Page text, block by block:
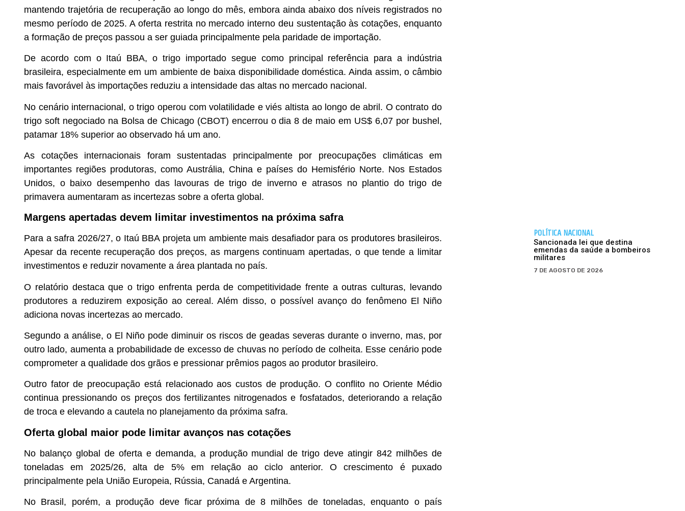
mantendo trajetória de recuperação ao longo do mês, embora ainda abaixo dos níveis registrados no
mesmo período de 2025. A oferta restrita no mercado interno deu sustentação às cotações, enquanto
a formação de preços passou a ser guiada principalmente pela paridade de importação.
De acordo com o Itaú BBA, o trigo importado segue como principal referência para a indústria
brasileira, especialmente em um ambiente de baixa disponibilidade doméstica. Ainda assim, o câmbio
mais favorável às importações reduziu a intensidade das altas no mercado nacional.
No cenário internacional, o trigo operou com volatilidade e viés altista ao longo de abril. O contrato do
trigo soft negociado na Bolsa de Chicago (CBOT) encerrou o dia 8 de maio em US$ 6,07 por bushel,
patamar 18% superior ao observado há um ano.
As cotações internacionais foram sustentadas principalmente por preocupações climáticas em
importantes regiões produtoras, como Austrália, China e países do Hemisfério Norte. Nos Estados
Unidos, o baixo desempenho das lavouras de trigo de inverno e atrasos no plantio do trigo de
primavera aumentaram as incertezas sobre a oferta global.
Margens apertadas devem limitar investimentos na próxima safra
Para a safra 2026/27, o Itaú BBA projeta um ambiente mais desafiador para os produtores brasileiros.
Apesar da recente recuperação dos preços, as margens continuam apertadas, o que tende a limitar
investimentos e reduzir novamente a área plantada no país.
O relatório destaca que o trigo enfrenta perda de competitividade frente a outras culturas, levando
produtores a reduzirem exposição ao cereal. Além disso, o possível avanço do fenômeno El Niño
adiciona novas incertezas ao mercado.
Segundo a análise, o El Niño pode diminuir os riscos de geadas severas durante o inverno, mas, por
outro lado, aumenta a probabilidade de excesso de chuvas no período de colheita. Esse cenário pode
comprometer a qualidade dos grãos e pressionar prêmios pagos ao produtor brasileiro.
Outro fator de preocupação está relacionado aos custos de produção. O conflito no Oriente Médio
continua pressionando os preços dos fertilizantes nitrogenados e fosfatados, deteriorando a relação
de troca e elevando a cautela no planejamento da próxima safra.
Oferta global maior pode limitar avanços nas cotações
No balanço global de oferta e demanda, a produção mundial de trigo deve atingir 842 milhões de
toneladas em 2025/26, alta de 5% em relação ao ciclo anterior. O crescimento é puxado
principalmente pela União Europeia, Rússia, Canadá e Argentina.
No Brasil, porém, a produção deve ficar próxima de 8 milhões de toneladas, enquanto o país
POLÍTICA NACIONAL
Sancionada lei que destina
emendas da saúde a bombeiros
militares
7 DE AGOSTO DE 2026